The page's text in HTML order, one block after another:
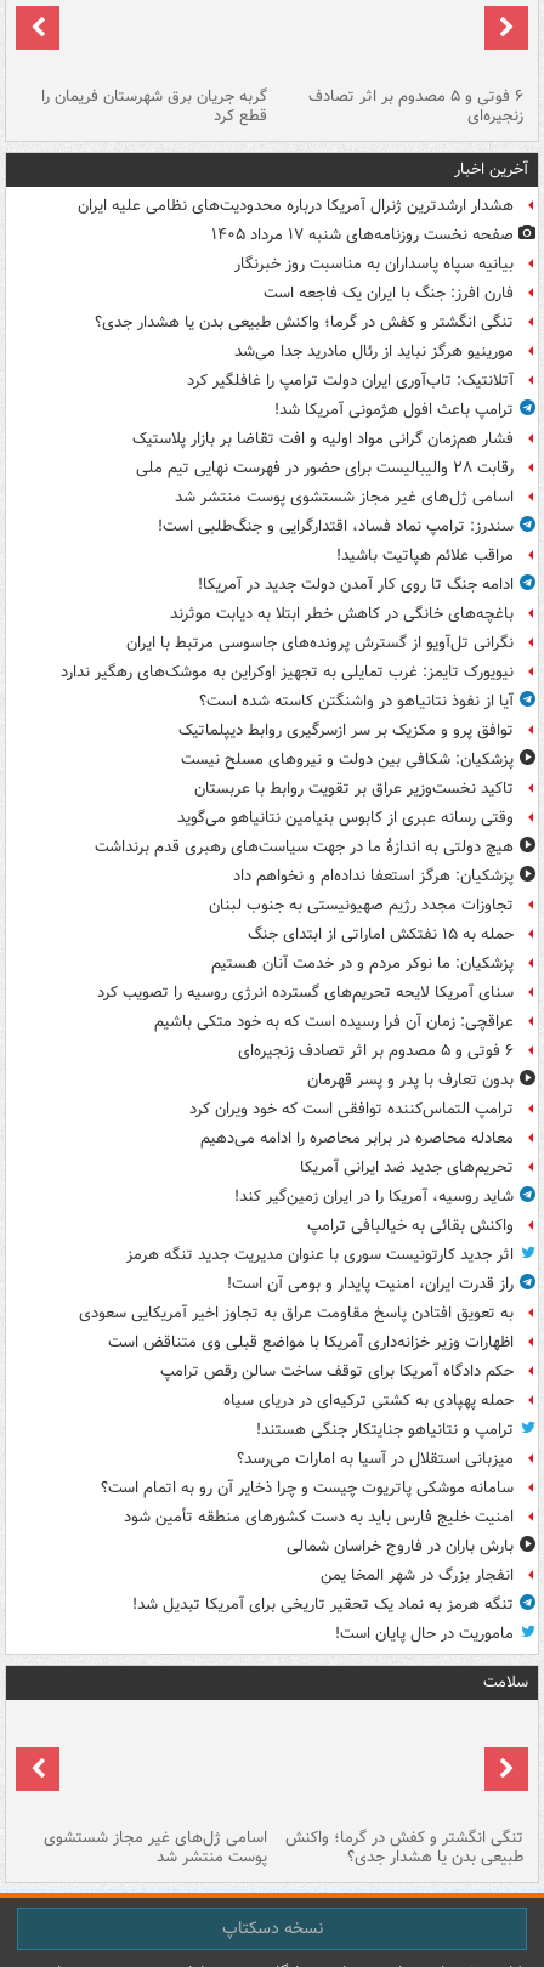
۶ فوتی و ۵ مصدوم بر اثر تصادف
زنجیره‌ای
گربه جریان برق شهرستان فریمان را
قطع کرد
آخرین اخبار
هشدار ارشدترین ژنرال آمریکا درباره محدودیت‌های نظامی علیه ایران
صفحه نخست روزنامه‌های شنبه ۱۷ مرداد ۱۴۰۵
بیانیه سپاه پاسداران به مناسبت روز خبرنگار
فارن افرز: جنگ با ایران یک فاجعه است
تنگی انگشتر و کفش در گرما؛ واکنش طبیعی بدن یا هشدار جدی؟
مورینیو هرگز نباید از رئال مادرید جدا می‌شد
آتلانتیک: تاب‌آوری ایران دولت ترامپ را غافلگیر کرد
ترامپ باعث افول هژمونی آمریکا شد!
فشار هم‌زمان گرانی مواد اولیه و افت تقاضا بر بازار پلاستیک
رقابت ۲۸ والیبالیست برای حضور در فهرست نهایی تیم ملی
اسامی ژل‌های غیر مجاز شستشوی پوست منتشر شد
سندرز: ترامپ نماد فساد، اقتدارگرایی و جنگ‌طلبی است!
مراقب علائم هپاتیت باشید!
ادامه جنگ تا روی کار آمدن دولت جدید در آمریکا!
باغچه‌های خانگی در کاهش خطر ابتلا به دیابت موثرند
نگرانی تل‌آویو از گسترش پرونده‌های جاسوسی مرتبط با ایران
نیویورک تایمز: غرب تمایلی به تجهیز اوکراین به موشک‌های رهگیر ندارد
آیا از نفوذ نتانیاهو در واشنگتن کاسته شده است؟
توافق پرو و مکزیک بر سر ازسرگیری روابط دیپلماتیک
پزشکیان: شکافی بین دولت و نیروهای مسلح نیست
تاکید نخست‌وزیر عراق بر تقویت روابط با عربستان
وقتی رسانه عبری از کابوس بنیامین نتانیاهو می‌گوید
هیچ دولتی به اندازۀ ما در جهت سیاست‌های رهبری قدم برنداشت
پزشکیان: هرگز استعفا نداده‌ام و نخواهم داد
تجاوزات مجدد رژیم صهیونیستی به جنوب لبنان
حمله به ۱۵ نفتکش‌ اماراتی از ابتدای جنگ
پزشکیان: ما نوکر مردم و در خدمت آنان هستیم
سنای آمریکا لایحه تحریم‌های گسترده انرژی روسیه را تصویب کرد
عراقچی: زمان آن فرا رسیده است که به خود متکی باشیم
۶ فوتی و ۵ مصدوم بر اثر تصادف زنجیره‌ای
بدون تعارف با پدر و پسر قهرمان
ترامپ التماس‌کننده توافقی است که خود ویران کرد
معادله محاصره در برابر محاصره را ادامه می‌دهیم
تحریم‌های جدید ضد ایرانی آمریکا
شاید روسیه، آمریکا را در ایران زمین‌گیر کند!
واکنش بقائی به خیالبافی ترامپ
اثر جدید کارتونیست سوری با عنوان مدیریت جدید تنگه هرمز
راز قدرت ایران، امنیت پایدار و بومی آن است!
به تعویق افتادن پاسخ مقاومت عراق به تجاوز اخیر آمریکایی سعودی
اظهارات وزیر خزانه‌داری آمریکا با مواضع قبلی وی متناقض است
حکم دادگاه آمریکا برای توقف ساخت سالن رقص ترامپ
حمله پهپادی به کشتی ترکیه‌ای در دریای سیاه
ترامپ و نتانیاهو جنایتکار جنگی هستند!
میزبانی استقلال در آسیا به امارات می‌رسد؟
سامانه موشکی پاتریوت چیست و چرا ذخایر آن رو به اتمام است؟
امنیت خلیج فارس باید به دست کشورهای منطقه تأمین شود
بارش باران در فاروج خراسان شمالی
انفجار بزرگ در شهر المخا یمن
تنگه هرمز به نماد یک تحقیر تاریخی برای آمریکا تبدیل شد!
ماموریت در حال پایان است!
سلامت
تنگی انگشتر و کفش در گرما؛ واکنش
طبیعی بدن یا هشدار جدی؟
اسامی ژل‌های غیر مجاز شستشوی
پوست منتشر شد
نسخه دسکتاپ